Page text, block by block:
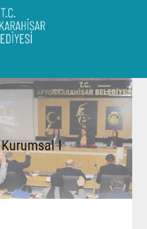
Kurumsal l